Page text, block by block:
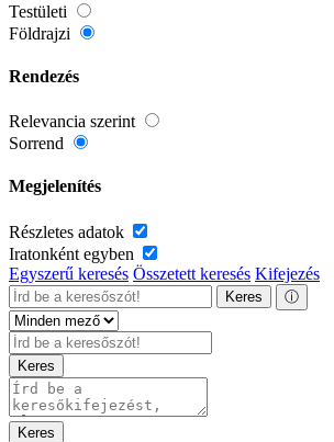
Testületi
Földrajzi
Rendezés
Relevancia szerint
Sorrend
Megjelenítés
Részletes adatok
Iratonként egyben
Egyszerű keresés Összetett keresés Kifejezés
Keres ⓘ
Keres
Keres